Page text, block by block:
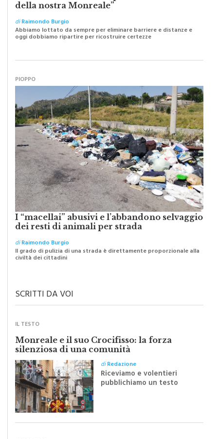
diRaimondo Burgio
Abbiamo lottato da sempre per eliminare barriere e distanze e
oggi dobbiamo ripartire per ricostruire certezze
I “macellai” abusivi e l’abbandono selvaggio
dei resti di animali per strada
diRaimondo Burgio
Il grado di pulizia di una strada è direttamente proporzionale alla
civiltà dei cittadini
Monreale e il suo Crocifisso: la forza
silenziosa di una comunità
diRedazione
Riceviamo e volentieri
pubblichiamo un testo
inviato dalla scrittrice
monrealese Mariella